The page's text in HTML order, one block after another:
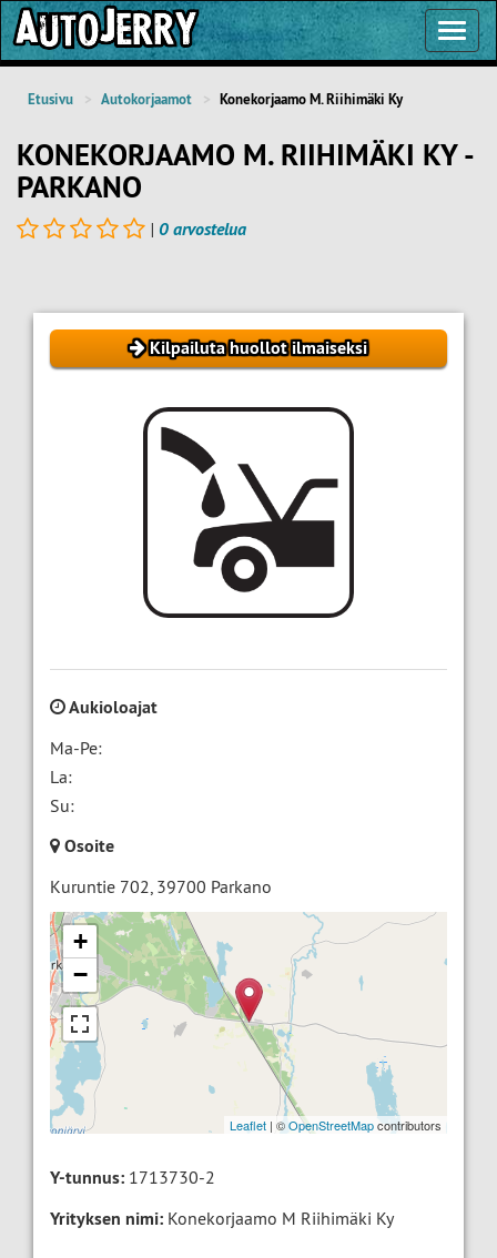
Etusivu Autokorjaamot Konekorjaamo M. Riihimäki Ky
KONEKORJAAMO M. RIIHIMÄKI KY -
PARKANO
| 0 arvostelua
Kilpailuta huollot ilmaiseksi
Aukioloajat
Ma-Pe:
La:
Su:
Osoite
Kuruntie 702, 39700 Parkano
+
−
Leaflet | ©OpenStreetMapcontributors
Y-tunnus: 1713730-2
Yrityksen nimi: Konekorjaamo M Riihimäki Ky